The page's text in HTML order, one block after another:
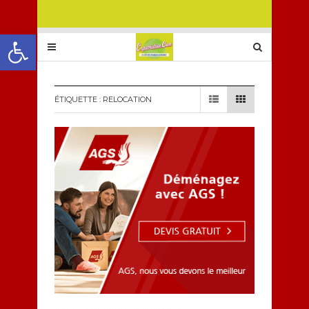
Ouvrir la barre d’outils
ÉTIQUETTE : RELOCATION